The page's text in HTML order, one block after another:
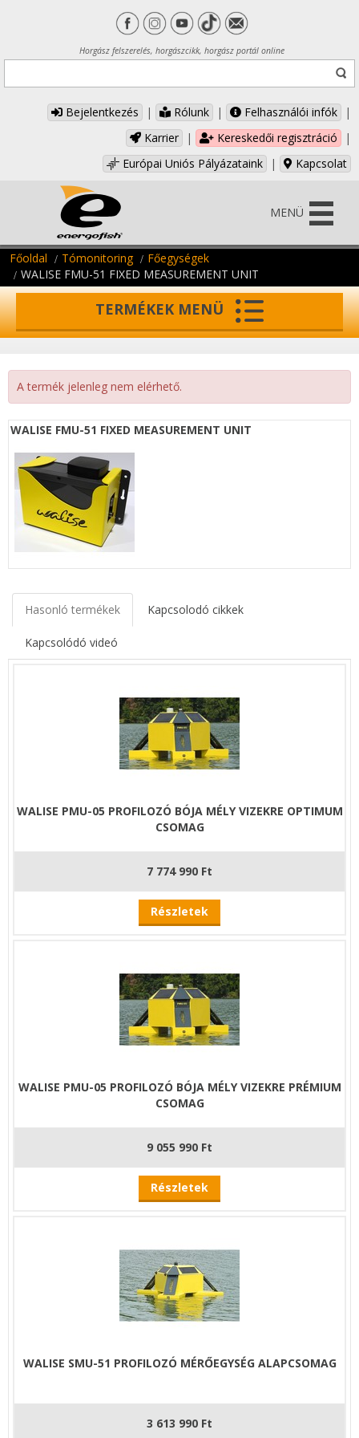
Horgász felszerelés, horgászcikk, horgász portál online
Bejelentkezés | Rólunk | Felhasználói infók
|
Karrier
| Kereskedői regisztráció
|
Európai Uniós Pályázataink
| Kapcsolat
MENÜ
Főoldal Tómonitoring
Főegységek
WALISE FMU-51 FIXED MEASUREMENT UNIT
TERMÉKEK MENÜ
A termék jelenleg nem elérhető.
WALISE FMU-51 FIXED MEASUREMENT UNIT
Hasonló termékek Kapcsolodó cikkek
Kapcsolódó videó
WALISE PMU-05 PROFILOZÓ BÓJA MÉLY VIZEKRE OPTIMUM
CSOMAG
7 774 990 Ft
Részletek
WALISE PMU-05 PROFILOZÓ BÓJA MÉLY VIZEKRE PRÉMIUM
CSOMAG
9 055 990 Ft
Részletek
WALISE SMU-51 PROFILOZÓ MÉRŐEGYSÉG ALAPCSOMAG
3 613 990 Ft